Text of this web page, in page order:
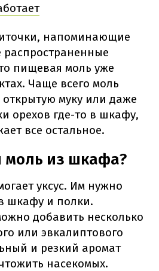
напоминающие
распространенные
пищевая моль уже
Чаще всего моль
открытую муку или даже
орехов где-то в шкафу,
все остальное.
моль из шкафа?
уксус. Им нужно
шкафу и полки.
добавить несколько
или эвкалиптового
и резкий аромат
насекомых.